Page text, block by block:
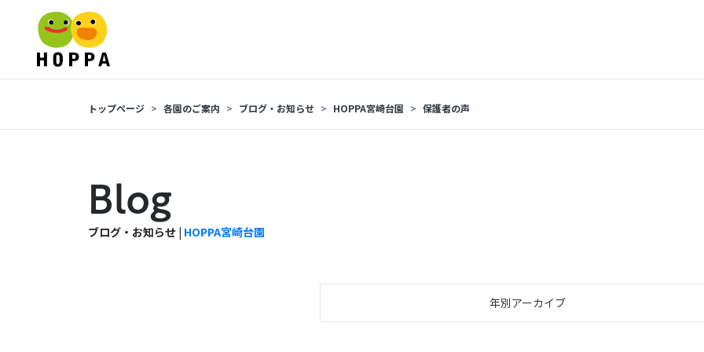
トップページ 各園のご案内 ブログ・お知らせ HOPPA宮崎台園 保護者の声
Blog
ブログ・お知らせ | HOPPA宮崎台園
年別アーカイブ